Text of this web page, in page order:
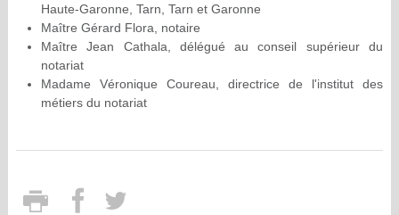
Haute-Garonne, Tarn, Tarn et Garonne
Maître Gérard Flora, notaire
Maître Jean Cathala, délégué au conseil supérieur du
notariat
Madame Véronique Coureau, directrice de l'institut des
métiers du notariat